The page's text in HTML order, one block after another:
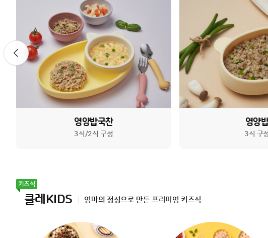
영양밥국찬
3식/2식 구성
영양
3식 구
클레KIDS 엄마의 정성으로 만든 프리미엄 키즈식